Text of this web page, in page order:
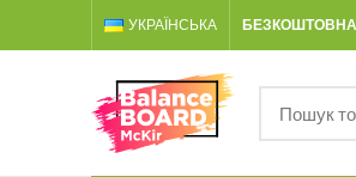
УКРАЇНСЬКА БЕЗКОШТОВНА